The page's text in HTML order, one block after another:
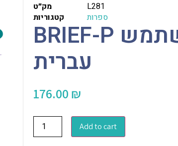
מק״ט
L281
קטגוריות
ספרות
BRIEF-P מדריך למשתמש
עברית
176.00 ₪
Add to cart